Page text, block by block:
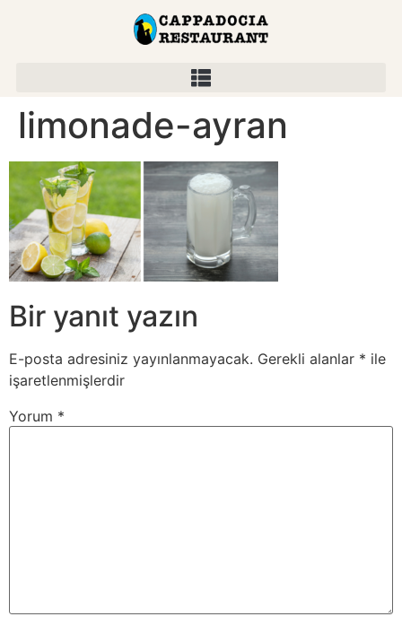
limonade-ayran
Bir yanıt yazın
E-posta adresiniz yayınlanmayacak. Gerekli alanlar * ile
işaretlenmişlerdir
Yorum *